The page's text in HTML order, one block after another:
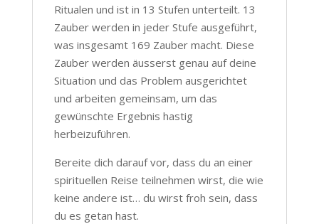
Ritualen und ist in 13 Stufen unterteilt. 13
Zauber werden in jeder Stufe ausgeführt,
was insgesamt 169 Zauber macht. Diese
Zauber werden äusserst genau auf deine
Situation und das Problem ausgerichtet
und arbeiten gemeinsam, um das
gewünschte Ergebnis hastig
herbeizuführen.
Bereite dich darauf vor, dass du an einer
spirituellen Reise teilnehmen wirst, die wie
keine andere ist… du wirst froh sein, dass
du es getan hast.